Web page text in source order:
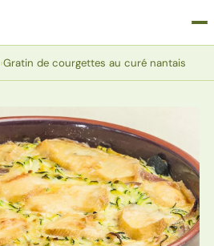
›Gratin de courgettes au curé nantais